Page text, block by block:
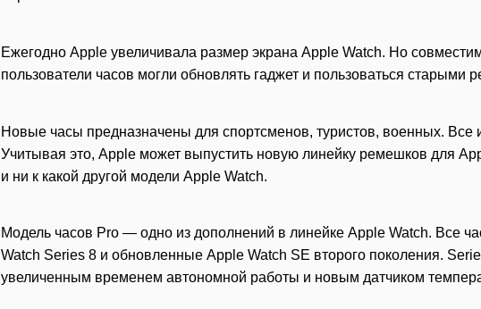
Ежегодно Apple увеличивала размер экрана Apple Watch. Но
пользователи часов могли обновлять гаджет и пользоваться старыми
Новые часы предназначены для спортсменов, туристов, военных.
Учитывая это, Apple может выпустить новую линейку ремешков для
и ни к какой другой модели Apple Watch.
Модель часов Pro — одно из дополнений в линейке Apple Watch. Все
Watch Series 8 и обновленные Apple Watch SE второго поколения.
увеличенным временем автономной работы и новым датчиком